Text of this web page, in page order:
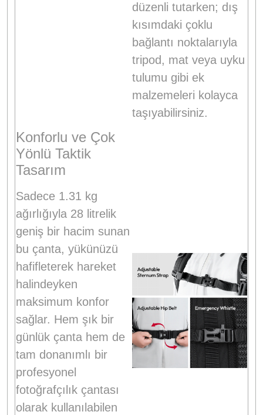
düzenli tutarken; dış
kısımdaki çoklu
bağlantı noktalarıyla
tripod, mat veya uyku
tulumu gibi ek
malzemeleri kolayca
taşıyabilirsiniz.
Konforlu ve Çok
Yönlü Taktik
Tasarım
Sadece 1.31 kg
ağırlığıyla 28 litrelik
geniş bir hacim sunan
bu çanta, yükünüzü
hafifleterek hareket
halindeyken
maksimum konfor
sağlar. Hem şık bir
günlük çanta hem de
tam donanımlı bir
profesyonel
fotoğrafçılık çantası
olarak kullanılabilen